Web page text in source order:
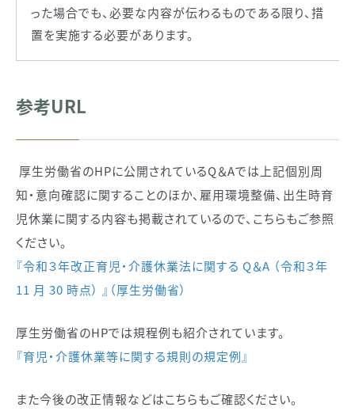
った場合でも、必要な内容が伝わるものである限り、措
置を実施する必要があります。
参考URL
厚生労働省のHPに公開されているQ＆Aでは上記個別周
知・意向確認に関することのほか、雇用環境整備、出生時育
児休業に関する内容も掲載されているので、こちらもご参照
ください。
『令和３年改正育児・介護休業法に関する Q＆A （令和３年
11 月 30 時点） 』（厚生労働省）
厚生労働省のHPでは規程例も紹介されています。
『育児・介護休業等に関する規則の規定例』
また今後の改正情報などはこちらもご確認ください。